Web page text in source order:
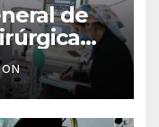
de
de 10
paladar